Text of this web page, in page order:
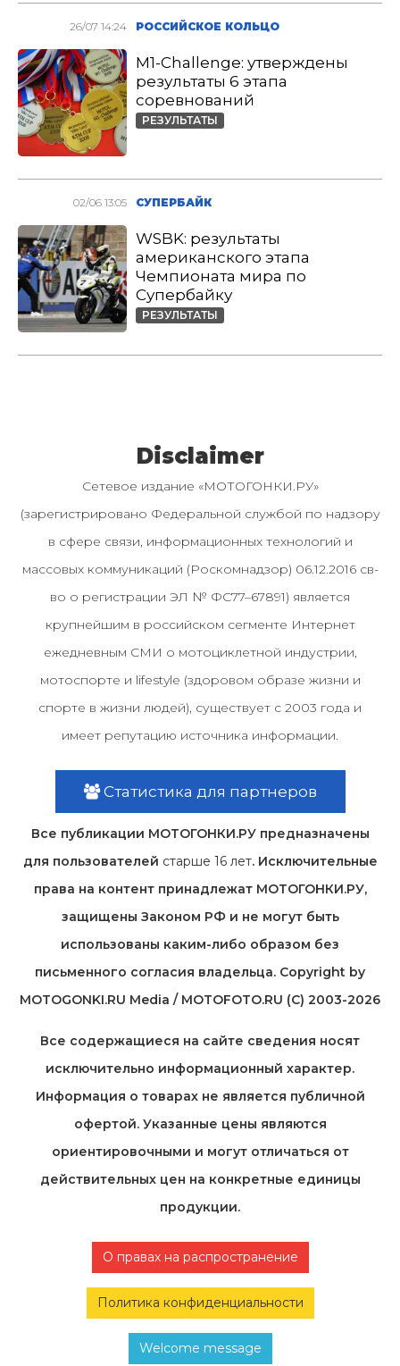
26/07 14:24 РОССИЙСКОЕ КОЛЬЦО
M1-Challenge: утверждены
результаты 6 этапа
соревнований
РЕЗУЛЬТАТЫ
02/06 13:05 СУПЕРБАЙК
WSBK: результаты
американского этапа
Чемпионата мира по
Супербайку
РЕЗУЛЬТАТЫ
Disclaimer
Сетевое издание «МОТОГОНКИ.РУ»
(зарегистрировано Федеральной службой по надзору
в сфере связи, информационных технологий и
массовых коммуникаций (Роскомнадзор) 06.12.2016 св-
во о регистрации ЭЛ № ФС77–67891) является
крупнейшим в российском сегменте Интернет
ежедневным СМИ о мотоциклетной индустрии,
мотоспорте и lifestyle (здоровом образе жизни и
спорте в жизни людей), существует с 2003 года и
имеет репутацию источника информации.
Статистика для партнеров
Все публикации МОТОГОНКИ.РУ предназначены
для пользователей старше 16 лет. Исключительные
права на контент принадлежат МОТОГОНКИ.РУ,
защищены Законом РФ и не могут быть
использованы каким-либо образом без
письменного согласия владельца. Copyright by
MOTOGONKI.RU Media / MOTOFOTO.RU (C) 2003-2026
Все содержащиеся на cайте сведения носят
исключительно информационный характер.
Информация о товарах не является публичной
офертой. Указанные цены являются
ориентировочными и могут отличаться от
действительных цен на конкретные единицы
продукции.
О правах на распространение
Политика конфиденциальности
Welcome message